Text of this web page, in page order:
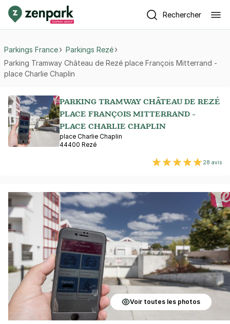
Rechercher
Parkings France
Parkings Rezé
Parking Tramway Château de Rezé place François Mitterrand -
place Charlie Chaplin
PARKING TRAMWAY CHÂTEAU DE REZÉ
PLACE FRANÇOIS MITTERRAND -
PLACE CHARLIE CHAPLIN
place Charlie Chaplin
44400 Rezé
28 avis
Voir toutes les photos